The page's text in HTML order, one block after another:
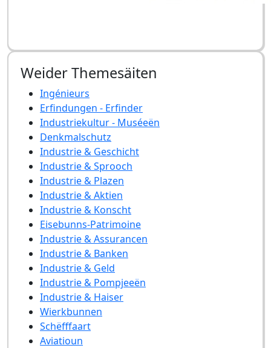
Weider Themesäiten
Ingénieurs
Erfindungen - Erfinder
Industriekultur - Muséeën
Denkmalschutz
Industrie & Geschicht
Industrie & Sprooch
Industrie & Plazen
Industrie & Aktien
Industrie & Konscht
Eisebunns-Patrimoine
Industrie & Assurancen
Industrie & Banken
Industrie & Geld
Industrie & Pompjeeën
Industrie & Haiser
Wierkbunnen
Schëfffaart
Aviatioun